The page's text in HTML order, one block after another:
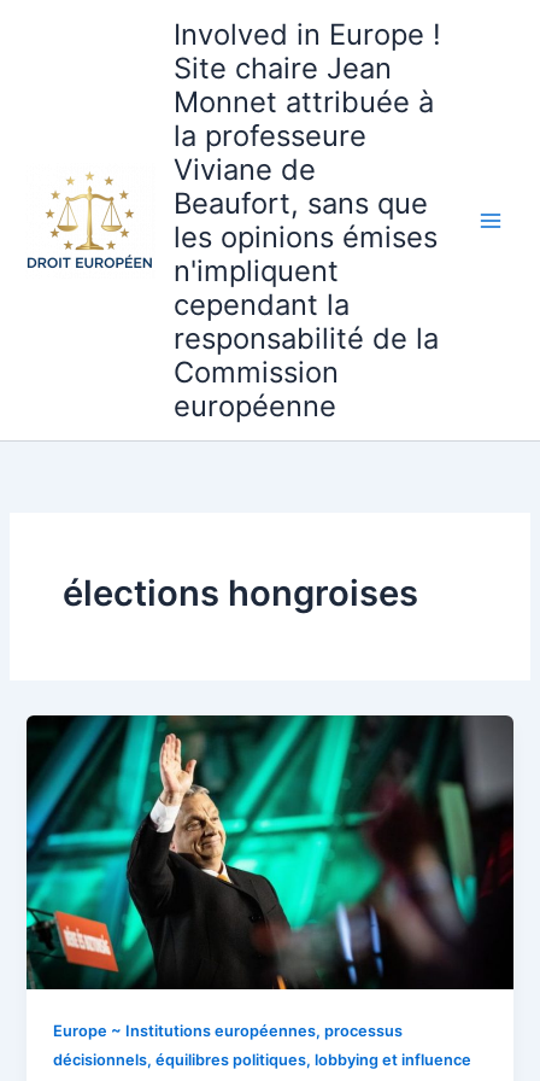
Involved in Europe !
Site chaire Jean
Monnet attribuée à
la professeure
Viviane de
Beaufort, sans que
les opinions émises
n'impliquent
cependant la
responsabilité de la
Commission
européenne
élections hongroises
Europe ~ Institutions européennes, processus
décisionnels, équilibres politiques, lobbying et influence